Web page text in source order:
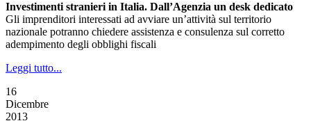
Investimenti stranieri in Italia. Dall’Agenzia un desk dedicato
Gli imprenditori interessati ad avviare un’attività sul territorio
nazionale potranno chiedere assistenza e consulenza sul corretto
adempimento degli obblighi fiscali
Leggi tutto...
16
Dicembre
2013